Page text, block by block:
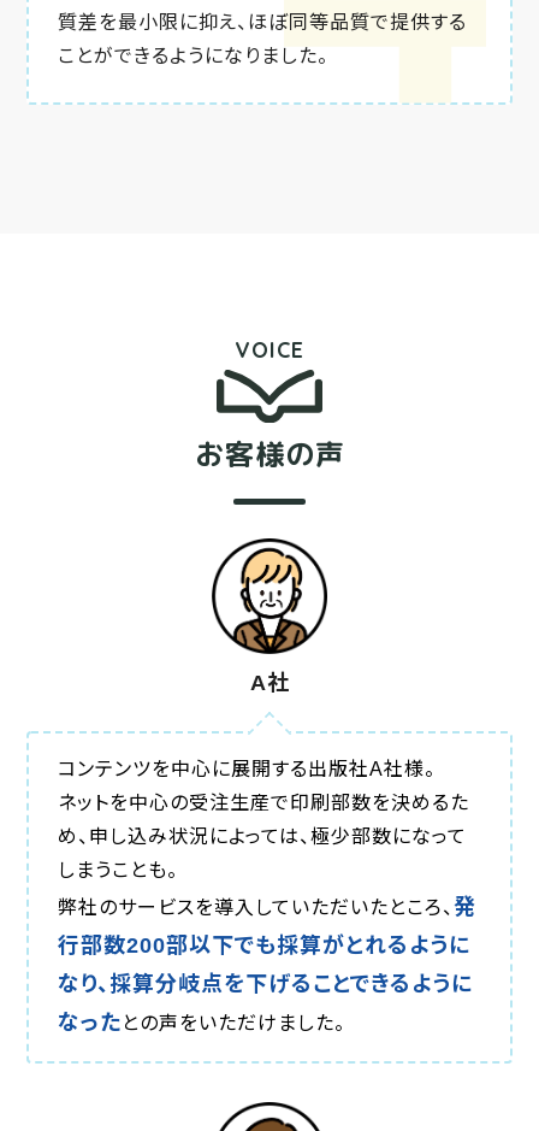
質差を最小限に抑え、ほぼ同等品質で提供する
ことができるようになりました。
VOICE
お客様の声
A社
コンテンツを中心に展開する出版社A社様。
ネットを中心の受注生産で印刷部数を決めるた
め、申し込み状況によっては、極少部数になって
しまうことも。
弊社のサービスを導入していただいたところ、発
行部数200部以下でも採算がとれるように
なり、採算分岐点を下げることできるように
なった との声をいただけました。